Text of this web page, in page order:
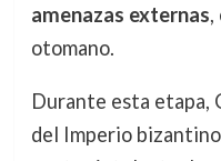
amenazas externas,
otomano.
Durante esta etapa,
del Imperio